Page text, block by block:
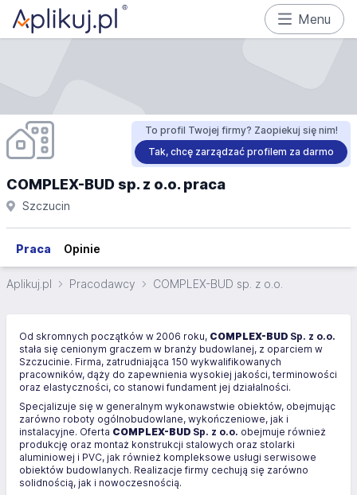
Menu
To profil Twojej firmy? Zaopiekuj się nim!
Tak, chcę zarządzać profilem za darmo
COMPLEX-BUD sp. z o.o. praca
Szczucin
Praca Opinie
Aplikuj.pl Pracodawcy COMPLEX-BUD sp. z o.o.
Od skromnych początków w 2006 roku, COMPLEX-BUD Sp. z o.o.
stała się cenionym graczem w branży budowlanej, z oparciem w
Szczucinie. Firma, zatrudniająca 150 wykwalifikowanych
pracowników, dąży do zapewnienia wysokiej jakości, terminowości
oraz elastyczności, co stanowi fundament jej działalności.
Specjalizuje się w generalnym wykonawstwie obiektów, obejmując
zarówno roboty ogólnobudowlane, wykończeniowe, jak i
instalacyjne. Oferta COMPLEX-BUD Sp. z o.o. obejmuje również
produkcję oraz montaż konstrukcji stalowych oraz stolarki
aluminiowej i PVC, jak również kompleksowe usługi serwisowe
obiektów budowlanych. Realizacje firmy cechują się zarówno
solidnością, jak i nowoczesnością.